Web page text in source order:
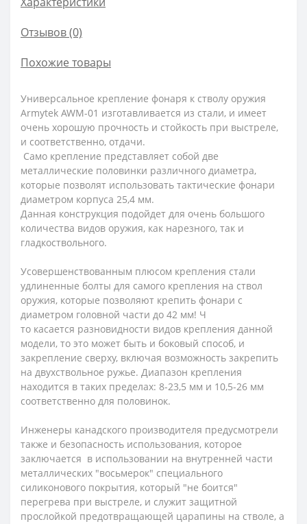
Отзывов (0)
Похожие товары
Универсальное крепление фонаря к стволу оружия
Armytek AWM-01 изготавливается из стали, и имеет
очень хорошую прочность и стойкость при выстреле,
и соответственно, отдачи.
Само крепление представляет собой две
металлические половинки различного диаметра,
которые позволят использовать тактические фонари
диаметром корпуса 25,4 мм.
Данная конструкция подойдет для очень большого
количества видов оружия, как нарезного, так и
гладкоствольного.
Усовершенствованным плюсом крепления стали
удлиненные болты для самого крепления на ствол
оружия, которые позволяют крепить фонари с
диаметром головной части до 42 мм! Ч
то касается разновидности видов крепления данной
модели, то это может быть и боковый способ, и
закрепление сверху, включая возможность закрепить
на двухствольное ружье. Диапазон крепления
находится в таких пределах: 8-23,5 мм и 10,5-26 мм
соответственно для половинок.
Инженеры канадского производителя предусмотрели
также и безопасность использования, которое
заключается в использовании на внутренней части
металлических "восьмерок" специального
силиконового покрытия, который "не боится"
перегрева при выстреле, и служит защитной
прослойкой предотвращающей царапины на стволе, а